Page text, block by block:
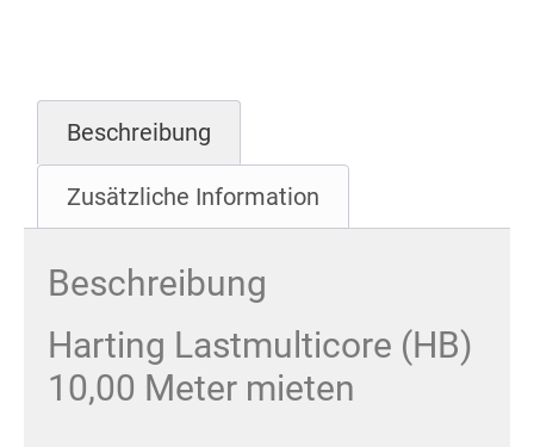
Beschreibung
Zusätzliche Information
Beschreibung
Harting Lastmulticore (HB)
10,00 Meter mieten